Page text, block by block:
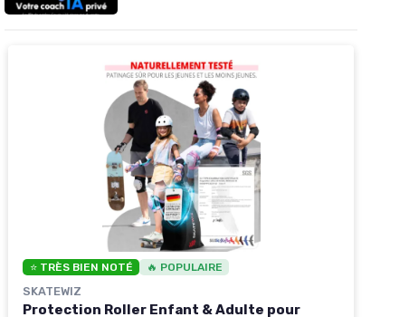
⭐ TRÈS BIEN NOTÉ 🔥 POPULAIRE
SKATEWIZ
Protection Roller Enfant & Adulte pour